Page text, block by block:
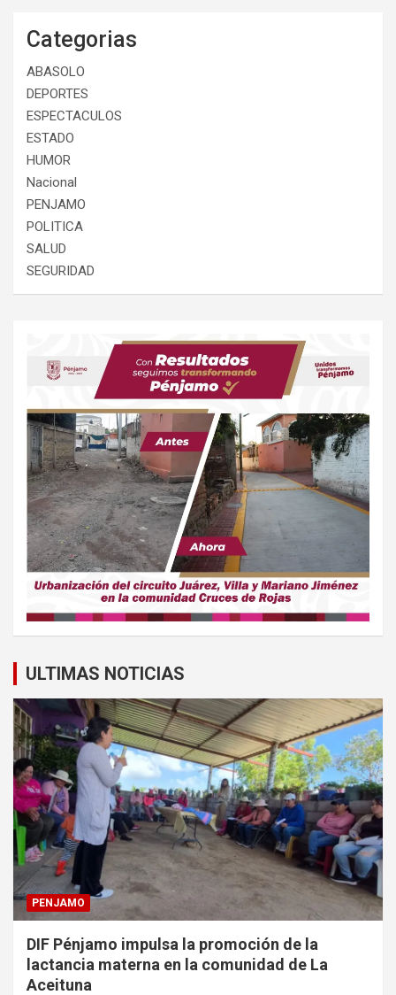
Categorias
ABASOLO
DEPORTES
ESPECTACULOS
ESTADO
HUMOR
Nacional
PENJAMO
POLITICA
SALUD
SEGURIDAD
ULTIMAS NOTICIAS
PENJAMO
DIF Pénjamo impulsa la promoción de la
lactancia materna en la comunidad de La
Aceituna